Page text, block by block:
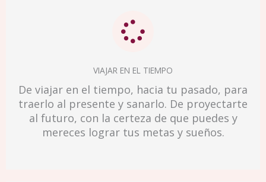
VIAJAR EN EL TIEMPO
De viajar en el tiempo, hacia tu pasado, para
traerlo al presente y sanarlo. De proyectarte
al futuro, con la certeza de que puedes y
mereces lograr tus metas y sueños.